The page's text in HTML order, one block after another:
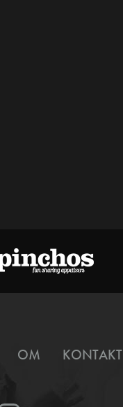
OM KONTAKT